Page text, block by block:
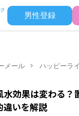
男性登録
メール ハッピーラ
効果は変わる？
違いを解説